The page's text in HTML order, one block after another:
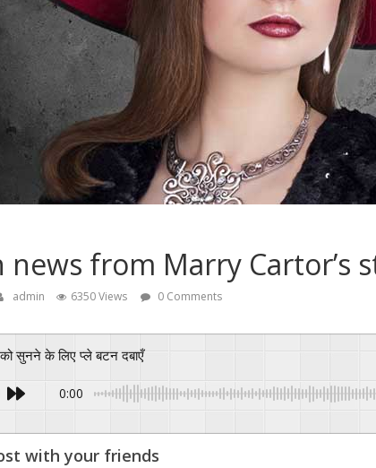
news from Marry Cartor’s
admin 6350 Views 0 Comments
को सुनने के लिए प्ले बटन दबाएँ
0:00
with your friends